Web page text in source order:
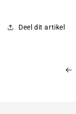
Deel dit artikel